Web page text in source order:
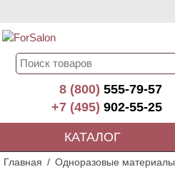
8 (800)555-79-57
+7 (495)902-55-25
КАТАЛОГ
Главная Одноразовые материалы